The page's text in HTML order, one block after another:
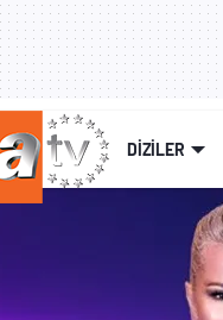
DİZİLER